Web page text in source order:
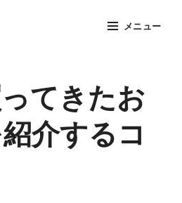
メニュー
てきたお
介するコ